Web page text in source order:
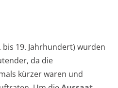
bis 19. Jahrhundert) wurden
da die
kürzer waren und